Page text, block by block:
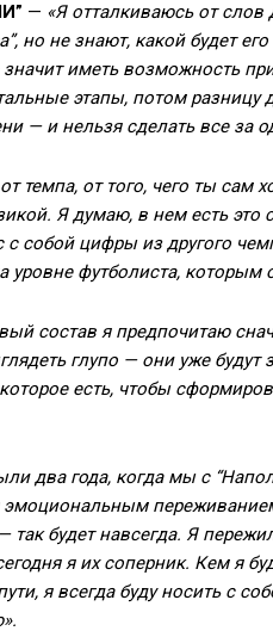
— «Я отталкиваюсь от
но не знают, какой будет
иметь возможность
этапы, потом разницу
— и нельзя сделать все за
темпа, от того, чего ты сам
Я думаю, в нем есть это
собой цифры из другого
футболиста, которым
состав я предпочитаю
глупо — они уже будут
есть, чтобы
два года, когда мы с
будет навсегда. Я
я их соперник. Кем я
я всегда буду носить с